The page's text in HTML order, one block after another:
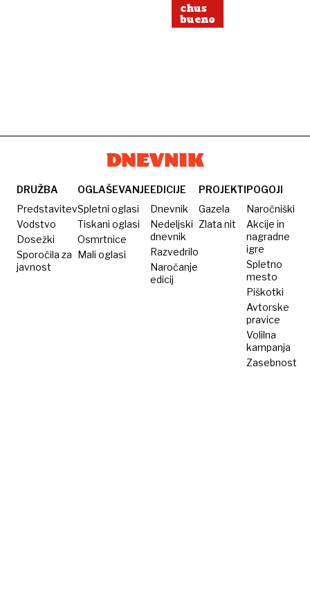
chus
bueno
DRUŽBA
Predstavitev
Vodstvo
Dosežki
Sporočila za
javnost
OGLAŠEVANJE
Spletni oglasi
Tiskani oglasi
Osmrtnice
Mali oglasi
EDICIJE
Dnevnik
Nedeljski
dnevnik
Razvedrilo
Naročanje
edicij
PROJEKTI
Gazela
Zlata nit
POGOJI
Naročniški
Akcije in
nagradne
igre
Spletno
mesto
Piškotki
Avtorske
pravice
Volilna
kampanja
Zasebnost